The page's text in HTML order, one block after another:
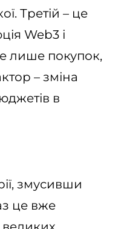
Третій – це
Web3 і
лише покупок,
– зміна
в
змусивши
це вже